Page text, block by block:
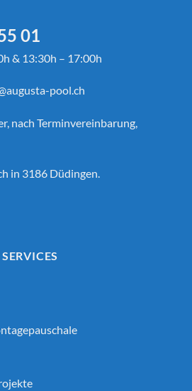
01
& 13:30h – 17:00h
pool.ch
nach Terminvereinbarung,
in 3186 Düdingen.